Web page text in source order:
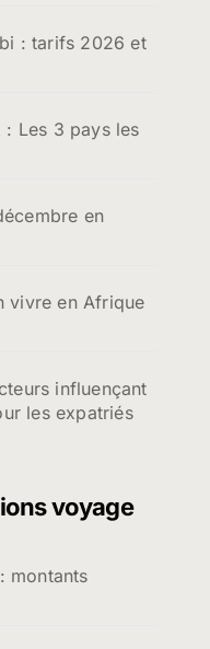
: tarifs 2026 et
Les 3 pays les
en
vivre en Afrique
influençant
les expatriés
voyage
montants